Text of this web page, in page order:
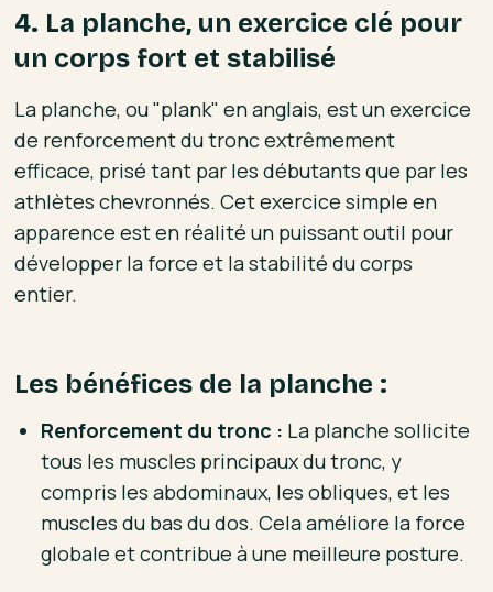
4. La planche, un exercice clé pour
un corps fort et stabilisé
La planche, ou "plank" en anglais, est un exercice
de renforcement du tronc extrêmement
efficace, prisé tant par les débutants que par les
athlètes chevronnés. Cet exercice simple en
apparence est en réalité un puissant outil pour
développer la force et la stabilité du corps
entier.
Les bénéfices de la planche :
Renforcement du tronc : La planche sollicite
tous les muscles principaux du tronc, y
compris les abdominaux, les obliques, et les
muscles du bas du dos. Cela améliore la force
globale et contribue à une meilleure posture.